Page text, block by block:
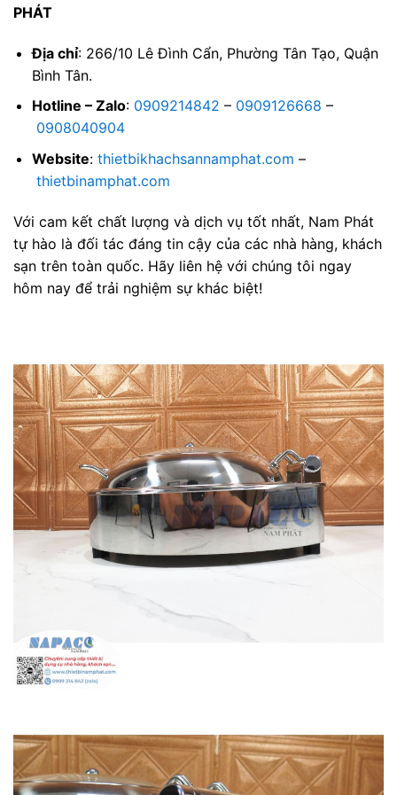
PHÁT
Địa chỉ: 266/10 Lê Đình Cẩn, Phường Tân Tạo, Quận
Bình Tân.
Hotline – Zalo: 0909214842 – 0909126668 –
0908040904
Website: thietbikhachsannamphat.com –
thietbinamphat.com
Với cam kết chất lượng và dịch vụ tốt nhất, Nam Phát
tự hào là đối tác đáng tin cậy của các nhà hàng, khách
sạn trên toàn quốc. Hãy liên hệ với chúng tôi ngay
hôm nay để trải nghiệm sự khác biệt!